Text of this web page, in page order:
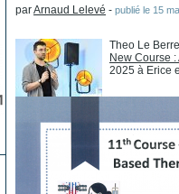
parArnaud Lelevé - publié le 15
Theo Le
New Course
2025 à Erice